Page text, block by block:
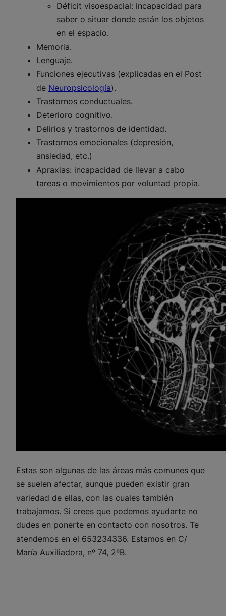
Déficit visoespacial: incapacidad para
saber o situar donde están los objetos
en el espacio.
Memoria.
Lenguaje.
Funciones ejecutivas (explicadas en el Post
de Neuropsicología).
Trastornos conductuales.
Deterioro cognitivo.
Delirios y trastornos de identidad.
Trastornos emocionales (depresión,
ansiedad, etc.)
Apraxias: incapacidad de llevar a cabo
tareas o movimientos por voluntad propia.
Estas son algunas de las áreas más comunes que
se suelen afectar, aunque pueden existir gran
variedad de ellas, con las cuales también
trabajamos. Si crees que podemos ayudarte no
dudes en ponerte en contacto con nosotros. Te
atendemos en el 653234336. Estamos en C/
María Auxiliadora, nº 74, 2ºB.